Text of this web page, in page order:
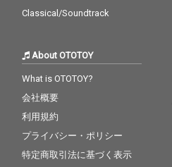
Classical/Soundtrack
About OTOTOY
What is OTOTOY?
会社概要
利用規約
プライバシー・ポリシー
特定商取引法に基づく表示